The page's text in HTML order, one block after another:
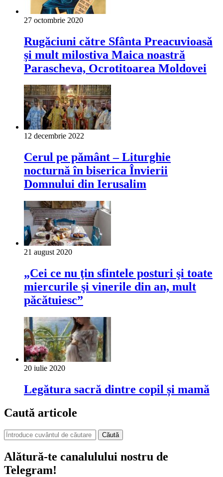
27 octombrie 2020
Rugăciuni către Sfânta Preacuvioasă
și mult milostiva Maica noastră
Parascheva, Ocrotitoarea Moldovei
12 decembrie 2022
Cerul pe pământ – Liturghie
nocturnă în biserica Învierii
Domnului din Ierusalim
21 august 2020
„Cei ce nu ţin sfintele posturi şi toate
miercurile şi vinerile din an, mult
păcătuiesc”
20 iulie 2020
Legătura sacră dintre copil și mamă
Caută articole
Căută
Alătură-te canalulului nostru de
Telegram!